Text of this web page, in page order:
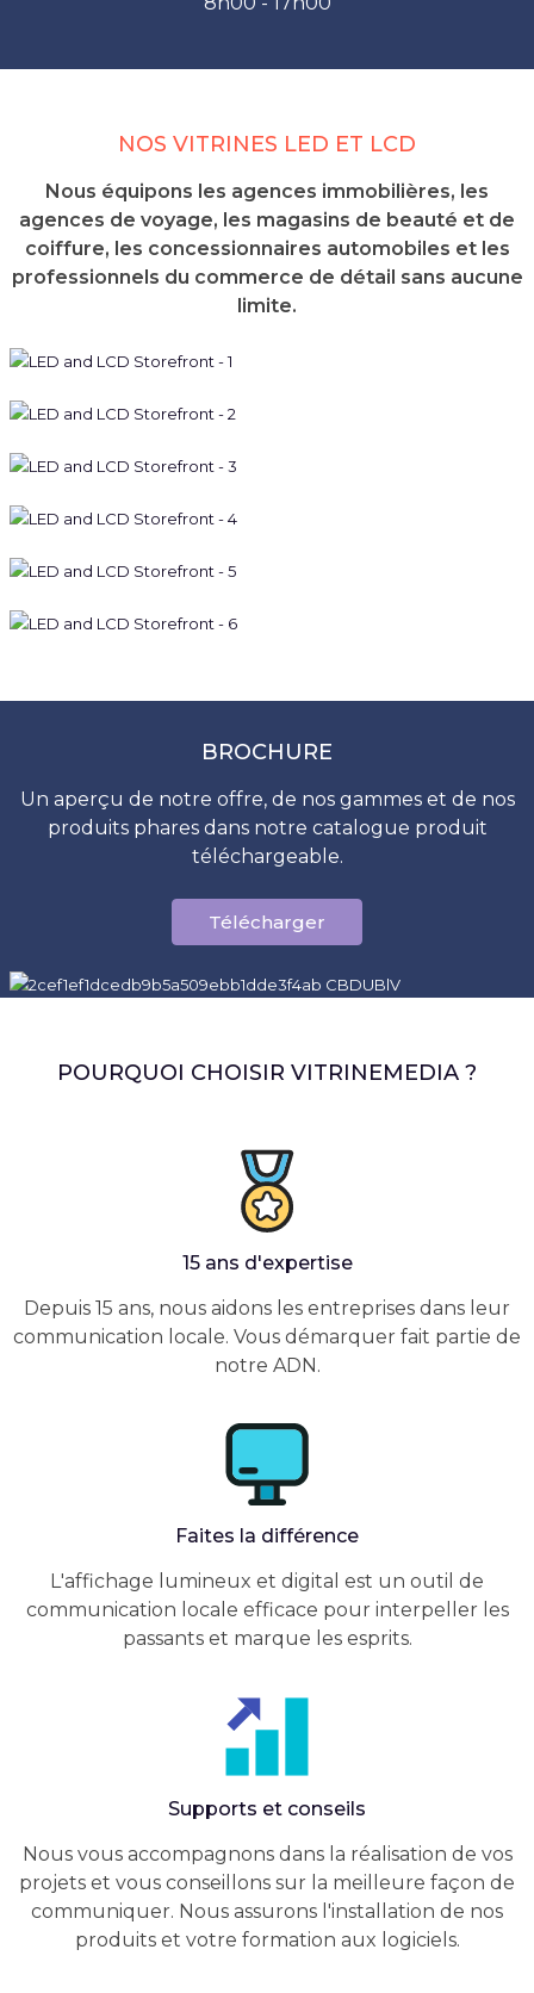
NOS VITRINES LED ET LCD
Nous équipons les agences immobilières, les
agences de voyage, les magasins de beauté et de
coiffure, les concessionnaires automobiles et les
professionnels du commerce de détail sans aucune
limite.
BROCHURE
Un aperçu de notre offre, de nos gammes et de nos
produits phares dans notre catalogue produit
téléchargeable.
Télécharger
POURQUOI CHOISIR VITRINEMEDIA ?
15 ans d'expertise
Depuis 15 ans, nous aidons les entreprises dans leur
communication locale. Vous démarquer fait partie de
notre ADN.
Faites la différence
L'affichage lumineux et digital est un outil de
communication locale efficace pour interpeller les
passants et marque les esprits.
Supports et conseils
Nous vous accompagnons dans la réalisation de vos
projets et vous conseillons sur la meilleure façon de
communiquer. Nous assurons l'installation de nos
produits et votre formation aux logiciels.